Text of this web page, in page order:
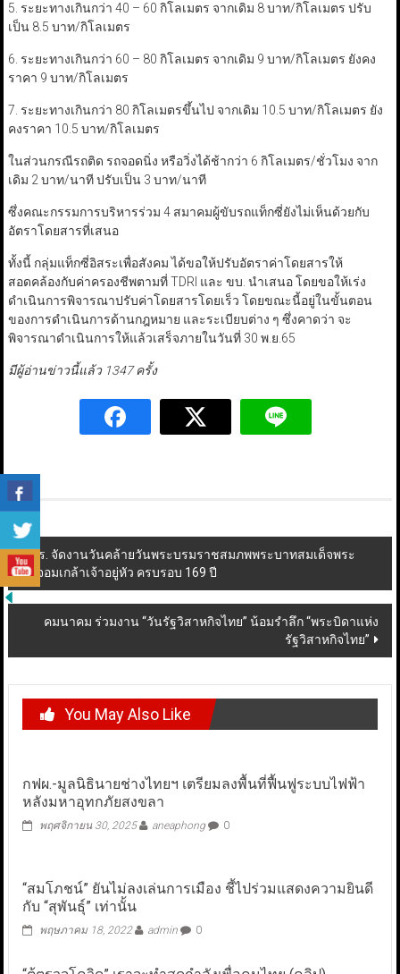
5. ระยะทางเกินกว่า 40 – 60 กิโลเมตร จากเดิม 8 บาท/กิโลเมตร ปรับ
เป็น 8.5 บาท/กิโลเมตร
6. ระยะทางเกินกว่า 60 – 80 กิโลเมตร จากเดิม 9 บาท/กิโลเมตร ยังคง
ราคา 9 บาท/กิโลเมตร
7. ระยะทางเกินกว่า 80 กิโลเมตรขึ้นไป จากเดิม 10.5 บาท/กิโลเมตร ยัง
คงราคา 10.5 บาท/กิโลเมตร
ในส่วนกรณีรถติด รถจอดนิ่ง หรือวิ่งได้ช้ากว่า 6 กิโลเมตร/ชั่วโมง จาก
เดิม 2 บาท/นาที ปรับเป็น 3 บาท/นาที
ซึ่งคณะกรรมการบริหารร่วม 4 สมาคมผู้ขับรถแท็กซี่ยังไม่เห็นด้วยกับ
อัตราโดยสารที่เสนอ
ทั้งนี้ กลุ่มแท็กซี่อิสระเพื่อสังคม ได้ขอให้ปรับอัตราค่าโดยสารให้
สอดคล้องกับค่าครองชีพตามที่ TDRI และ ขบ. นำเสนอ โดยขอให้เร่ง
ดำเนินการพิจารณาปรับค่าโดยสารโดยเร็ว โดยขณะนี้อยู่ในขั้นตอน
ของการดำเนินการด้านกฎหมาย และระเบียบต่าง ๆ ซึ่งคาดว่า จะ
พิจารณาดำเนินการให้แล้วเสร็จภายในวันที่ 30 พ.ย.65
มีผู้อ่านข่าวนี้แล้ว 1347 ครั้ง
Post
navigation
ทร. จัดงานวันคล้ายวันพระบรมราชสมภพพระบาทสมเด็จพระ
จุลจอมเกล้าเจ้าอยู่หัว ครบรอบ 169 ปี
คมนาคม ร่วมงาน “วันรัฐวิสาหกิจไทย” น้อมรำลึก “พระบิดาแห่ง
รัฐวิสาหกิจไทย”
You May Also Like
กฟผ.-มูลนิธินายช่างไทยฯ เตรียมลงพื้นที่ฟื้นฟูระบบไฟฟ้า
หลังมหาอุทกภัยสงขลา
พฤศจิกายน 30, 2025 aneaphong 0
“สมโภชน์” ยันไม่ลงเล่นการเมือง ชี้ไปร่วมแสดงความยินดี
กับ “สุพันธุ์” เท่านั้น
พฤษภาคม 18, 2022 admin 0